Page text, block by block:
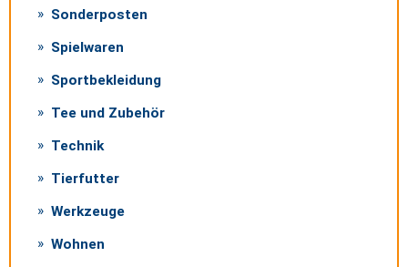
Sonderposten
Spielwaren
Sportbekleidung
Tee und Zubehör
Technik
Tierfutter
Werkzeuge
Wohnen